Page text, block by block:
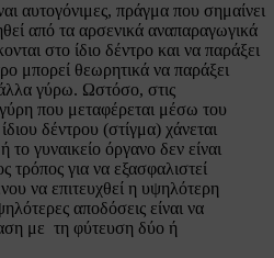
αυτογόνιμες, πράγμα που σημαίνει
από τα αρσενικά αναπαραγωγικά
στο ίδιο δέντρο και να παράξει
μπορεί θεωρητικά να παράξει
γύρω. Ωστόσο, στις
που μεταφέρεται μέσω του
δέντρου (στίγμα) χάνεται
το γυναικείο όργανο δεν είναι
τρόπος για να εξασφαλιστεί
να επιτευχθεί η υψηλότερη
αποδόσεις είναι να
με τη φύτευση δύο ή